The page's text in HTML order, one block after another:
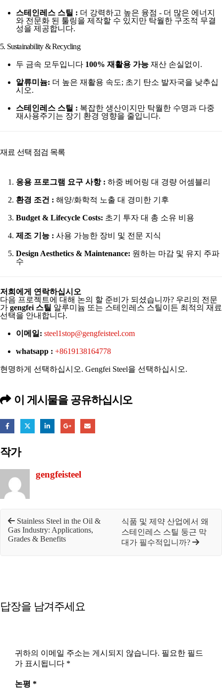
스테인레스 스틸 : 더 강력하고 높은 융점 - 더 많은 에너지
와 전문화 된 툴링을 제작할 수 있지만 탁월한 구조적 무결
성을 제공합니다.
5. Sustainability & Recycling
두 금속 모두입니다 100% 재활용 가능 재산 손실없이.
알류미늄: 더 높은 재활용 속도; 초기 탄소 발자국을 낮추십
시오.
스테인레스 스틸 : 복잡한 생산이지만 탁월한 수명과 다중
재사용주기는 장기 환경 영향을 줄입니다.
재료 선택 점검 목록
응용 프로그램 요구 사항 : 하중 베어링 대 경량 어셈블리
환경 조건 : 해양/화학적 노출 대 경미한 기후
Budget & Lifecycle Costs: 초기 투자 대 총 소유 비용
제조 기능 : 사용 가능한 장비 및 전문 지식
Design Aesthetics & Maintenance: 원하는 마감 및 유지 주파
수
저희에게 연락하십시오
다음 프로젝트에 대해 논의 할 준비가 되셨습니까? 우리의 전문
가 gengfei 스틸 알루미늄 또는 스테인레스 스틸이든 최적의 재료
선택을 안내합니다.
이메일: steel1stop@gengfeisteel.com
whatsapp : +8619138164778
현명하게 선택하십시오. Gengfei Steel을 선택하십시오.
이 게시물을 공유하십시오
작가
gengfeisteel
Stainless Steel in the Oil &
Gas Industry: Applications,
Grades & Benefits
식품 및 제약 산업에서 왜
스테인레스 스틸 둥근 막
대가 필수적입니까?
답장을 남겨주세요
귀하의 이메일 주소는 게시되지 않습니다. 필요한 필드
가 표시됩니다 *
논평 *